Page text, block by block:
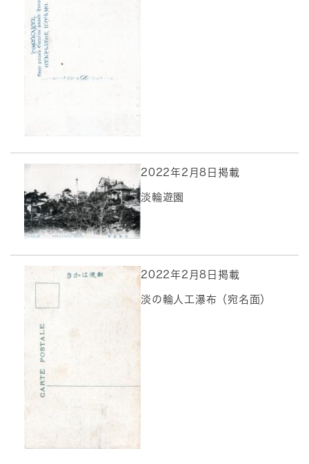
2022年2月8日掲載
淡輪遊園
2022年2月8日掲載
淡の輪人工瀑布（宛名面）